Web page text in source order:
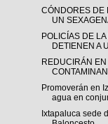
CÓNDORES DE
UN
POLICÍAS DE
DETIENEN A
REDUCIRÁN
Promoverán en
agua en
Ixtapaluca sede